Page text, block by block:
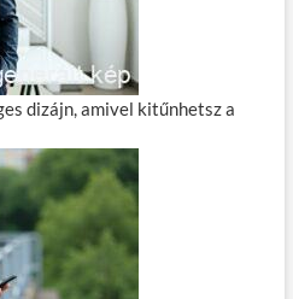
dizájn, amivel kitűnhetsz a